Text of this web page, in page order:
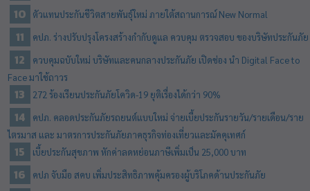
ตัวแทนประกันชีวิตสายพันธุ์ใหม่ ภายใต้สถานการณ์ New Normal
คปภ. ร่างปรับปรุงโครงสร้างกำกับดูแล ควบคุม ตรวจสอบ ของบริษัทประกันภัย
ควบคุมฉบับใหม่ บริษัทและคนกลางประกันภัย เปิดช่อง นำ Digital Face to
Face มาใช้ถาวร
272 ร้องเรียนประกันภัยโควิด-19 ยุติเรื่องได้กว่า 90%
คปภ. คลอดประกันภัยรถยนต์แบบใหม่ จ่ายเบี้ยประกันรายวัน/รายเดือน/ราย
ไตรมาส และ มาตรการประกันภัยภาคธุรกิจท่องเที่ยวและมัคคุเทศก์
เบี้ยประกันสุขภาพ หักค่าลดหย่อนภาษีเพิ่มเป็น 25,000 บาท
คปภ จับมือ สคบ เพิ่มประสิทธิภาพคุ้มครองผู้บริโภคด้านประกันภัย